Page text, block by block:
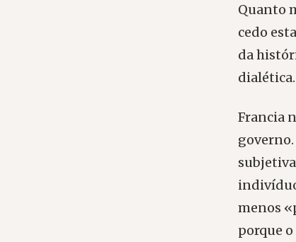
Quanto
cedo
da
dialética.
Francia
menos
porque